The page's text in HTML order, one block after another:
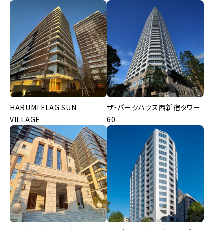
HARUMI FLAG SUN
VILLAGE
ザ・パークハウス西新宿タワー
60